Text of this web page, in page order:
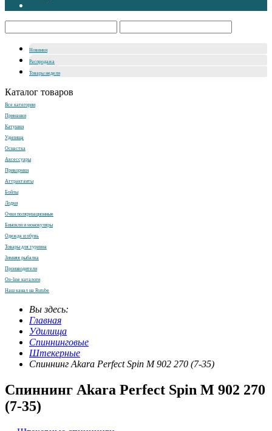
Новинки
Распродажа
Товары недели
Каталог товаров
Все категории
Приманки
Катушки
Удилища
Оснастка
Аксессуары
Прикормки
Аттрактанты
Бойлы
Лодки
Очки поляризационные
Бинокли и монокуляры
Одежда и обувь
Товары для туризма
Зимняя рыбалка
Производители
On-line каталоги
Наш канал на Rutube
Вы здесь:
Главная
Удилища
Спиннинговые
Штекерные
Спиннинг Akara Perfect Spin M 902 270 (7-35)
Спиннинг Akara Perfect Spin M 902 270
(7-35)